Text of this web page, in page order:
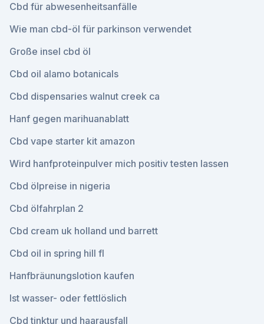
Cbd für abwesenheitsanfälle
Wie man cbd-öl für parkinson verwendet
Große insel cbd öl
Cbd oil alamo botanicals
Cbd dispensaries walnut creek ca
Hanf gegen marihuanablatt
Cbd vape starter kit amazon
Wird hanfproteinpulver mich positiv testen lassen
Cbd ölpreise in nigeria
Cbd ölfahrplan 2
Cbd cream uk holland und barrett
Cbd oil in spring hill fl
Hanfbräunungslotion kaufen
Ist wasser- oder fettlöslich
Cbd tinktur und haarausfall